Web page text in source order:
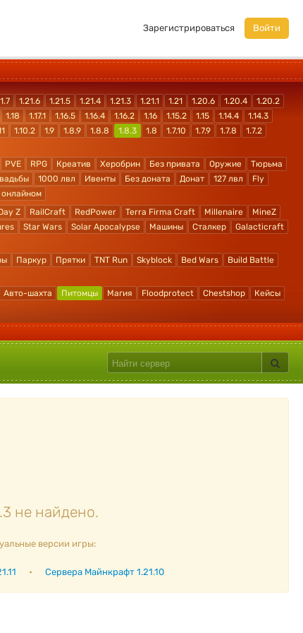
Зарегистрироваться Войти
1.21.6 1.21.5 1.21.4 1.21.3 1.21.1 1.21 1.20.6 1.20.4
1.20.2
1.18 1.17.1 1.16.5 1.16.4 1.16.2 1.16 1.15.2 1.15 1.14.4
1.14.3
1.10.2 1.9 1.8.9 1.8.8 1.8.3 1.8 1.7.10 1.7.9 1.7.8
1.7.2
PVE RPG Креатив Херобрин Без привата Оружие
Тюрьма
1000 лвл Ивенты Без доната Донат 127 лвл
Fly
Z RailCraft RedPower Terra Firma Craft Millenaire
MineZ
Star Wars Solar Apocalypse Машины Сталкер
Galacticraft
Паркур Прятки TNT Run Skyblock Bed Wars
Build Battle
Авто-шахта Питомцы Магия Floodprotect Chestshop
Кейсы
не найдено.
версии игры:
• Сервера Майнкрафт 1.21.10